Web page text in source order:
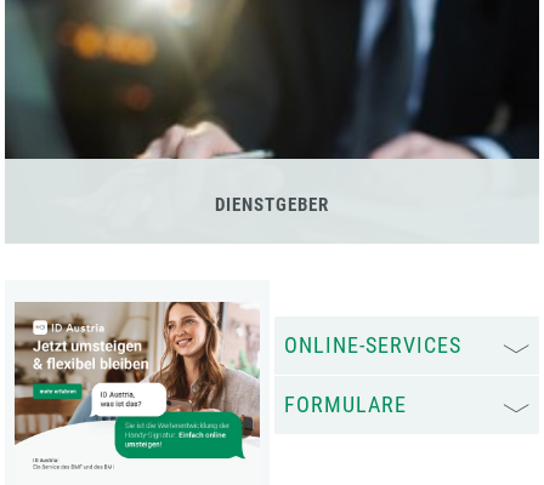
DIENSTGEBER
ONLINE-SERVICES
FORMULARE